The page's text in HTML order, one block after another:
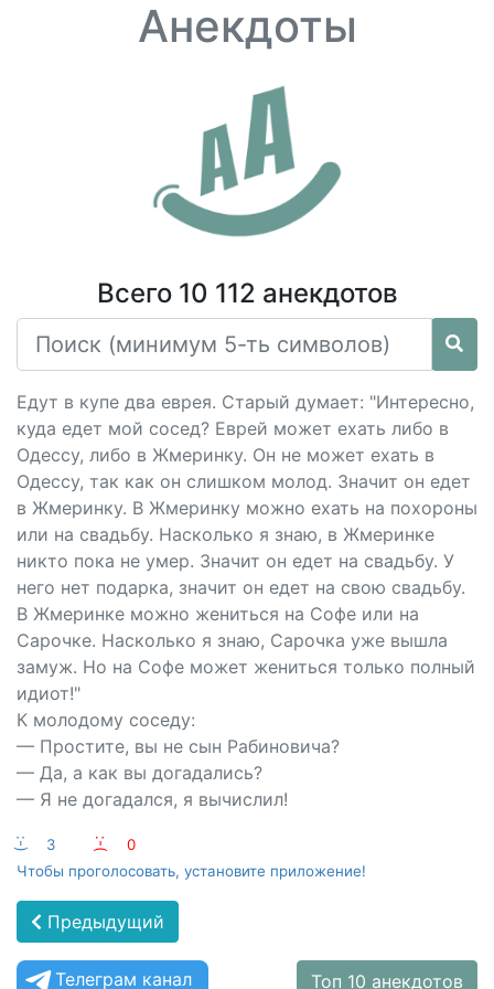
Анекдоты
Всего 10 112 анекдотов
Едут в купе два еврея. Старый думает: "Интересно,
куда едет мой сосед? Еврей может ехать либо в
Одессу, либо в Жмеринку. Он не может ехать в
Одессу, так как он слишком молод. Значит он едет
в Жмеринку. В Жмеринку можно ехать на похороны
или на свадьбу. Насколько я знаю, в Жмеринке
никто пока не умер. Значит он едет на свадьбу. У
него нет подарка, значит он едет на свою свадьбу.
В Жмеринке можно жениться на Софе или на
Сарочке. Насколько я знаю, Сарочка уже вышла
замуж. Но на Софе может жениться только полный
идиот!"
К молодому соседу:
— Простите, вы не сын Рабиновича?
— Да, а как вы догадались?
— Я не догадался, я вычислил!
:-) 3 :-(
0
Чтобы проголосовать, установите приложение!
Предыдущий
Телеграм канал Топ 10 анекдотов